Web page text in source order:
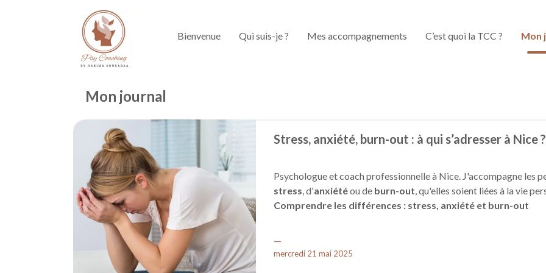
Bienvenue Qui suis-je ? Mes accompagnements C’est quoi la TCC ? Mon
Mon journal
Stress, anxiété, burn-out : à qui s’adresser à Nice ?
Psychologue et coach professionnelle à Nice. J'accompagne les
stress, d'anxiétéou de burn-out, qu'elles soient liées à la vie
comprendre et vous aider à avancer.
Comprendre les différences : stress, anxiété et burn-out
stressest une réaction normale de l’organisme face à une
—
mercredi 21 mai 2025